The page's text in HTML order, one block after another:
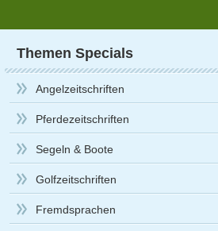
Themen Specials
Angelzeitschriften
Pferdezeitschriften
Segeln & Boote
Golfzeitschriften
Fremdsprachen